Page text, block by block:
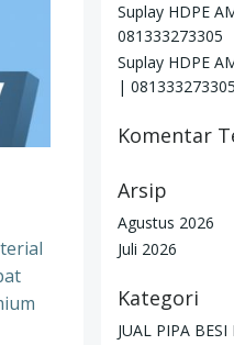
Suplay HDPE
081333273305
Suplay HDPE
| 081333273305
Komentar
Arsip
Agustus 2026
Juli 2026
Kategori
JUAL PIPA